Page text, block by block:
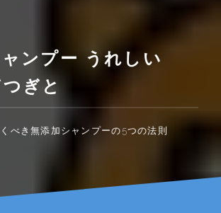
ンプー うれしい
ぎと
べき無添加シャンプーの5つの法則